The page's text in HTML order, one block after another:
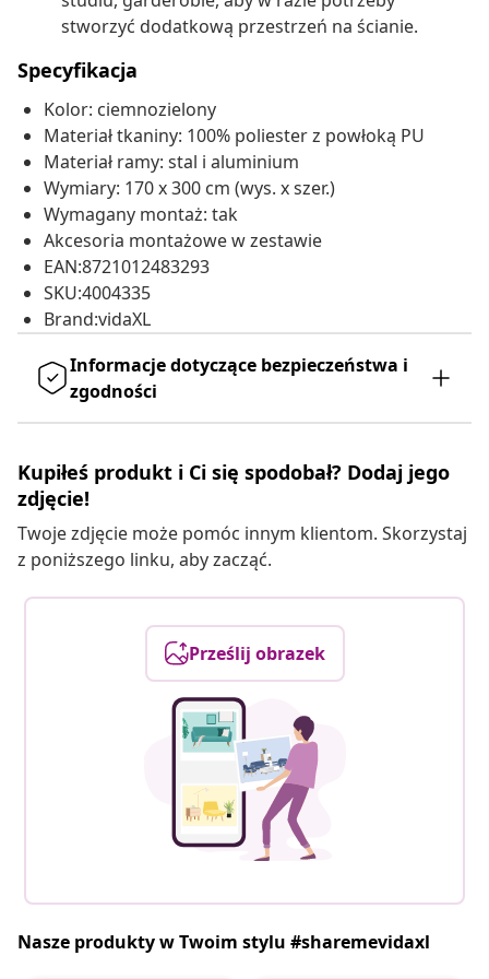
stworzyć dodatkową przestrzeń na ścianie.
Specyfikacja
Kolor: ciemnozielony
Materiał tkaniny: 100% poliester z powłoką PU
Materiał ramy: stal i aluminium
Wymiary: 170 x 300 cm (wys. x szer.)
Wymagany montaż: tak
Akcesoria montażowe w zestawie
EAN:8721012483293
SKU:4004335
Brand:vidaXL
Informacje dotyczące bezpieczeństwa i
zgodności
Kupiłeś produkt i Ci się spodobał? Dodaj jego
zdjęcie!
Twoje zdjęcie może pomóc innym klientom. Skorzystaj
z poniższego linku, aby zacząć.
Prześlij obrazek
Nasze produkty w Twoim stylu #sharemevidaxl